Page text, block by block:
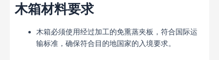
木箱材料要求
木箱必须使用经过加工的免熏蒸夹板，符合国际运
输标准，确保符合目的地国家的入境要求。